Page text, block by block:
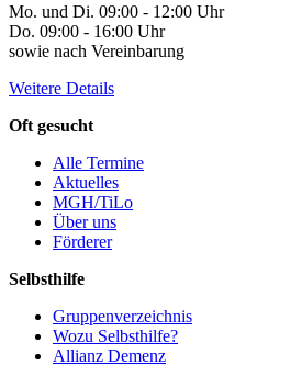
Mo. und Di. 09:00 - 12:00 Uhr
Do. 09:00 - 16:00 Uhr
sowie nach Vereinbarung
Weitere Details
Oft gesucht
Alle Termine
Aktuelles
MGH/TiLo
Über uns
Förderer
Selbsthilfe
Gruppenverzeichnis
Wozu Selbsthilfe?
Allianz Demenz